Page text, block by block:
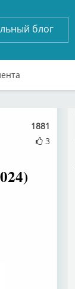
блог
1881
3